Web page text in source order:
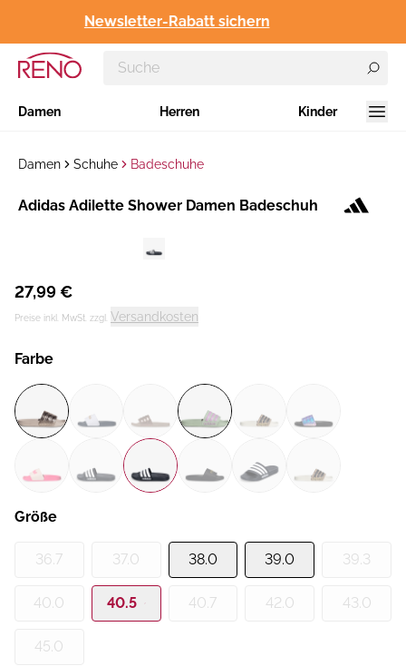
Newsletter-Rabatt sichern
Damen Herren Kinder
Damen Schuhe Badeschuhe
Hersteller:
​Adidas Adilette Shower Damen Badeschuh
27,99 €
Preise inkl. MwSt. zzgl. Versandkosten
Farbe
Größe
36.7 37.0 38.0 39.0 39.3
40.0 40.5 40.7 42.0 43.0
45.0